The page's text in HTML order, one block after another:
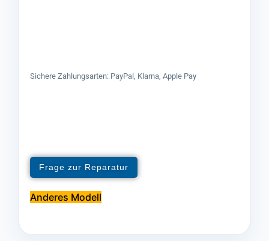
Sichere Zahlungsarten: PayPal, Klarna, Apple Pay
Frage zur Reparatur
Anderes Modell